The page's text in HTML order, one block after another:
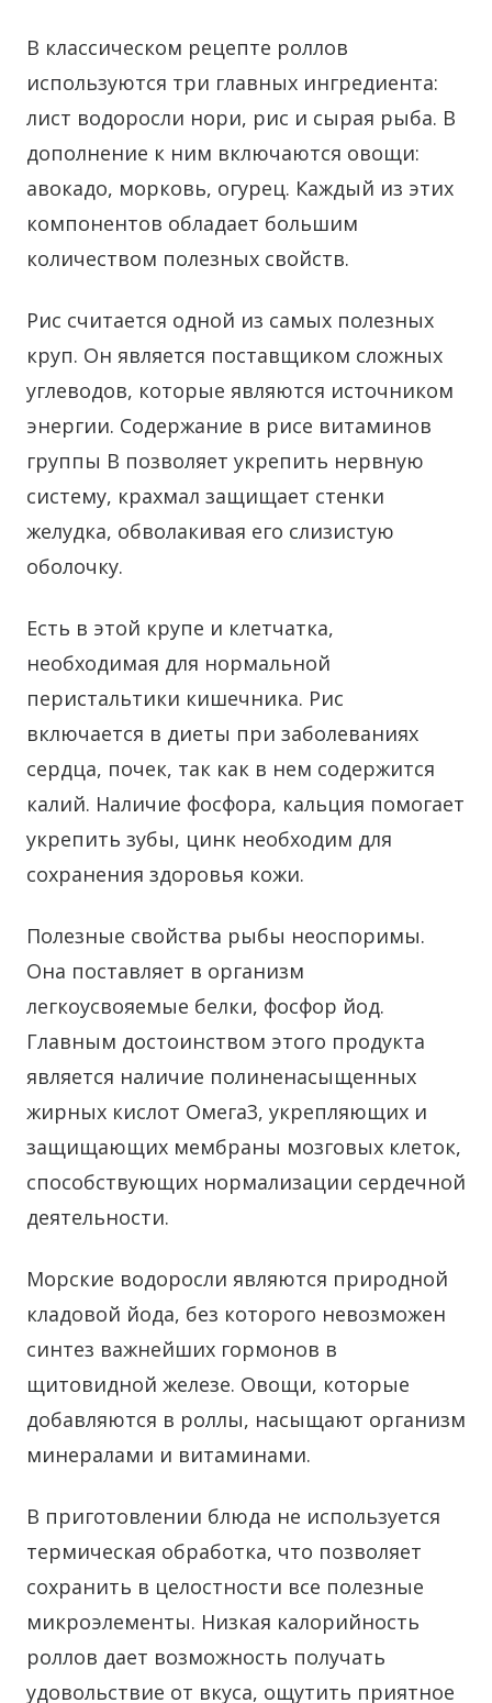
В классическом рецепте роллов
используются три главных ингредиента:
лист водоросли нори, рис и сырая рыба. В
дополнение к ним включаются овощи:
авокадо, морковь, огурец. Каждый из этих
компонентов обладает большим
количеством полезных свойств.
Рис считается одной из самых полезных
круп. Он является поставщиком сложных
углеводов, которые являются источником
энергии. Содержание в рисе витаминов
группы В позволяет укрепить нервную
систему, крахмал защищает стенки
желудка, обволакивая его слизистую
оболочку.
Есть в этой крупе и клетчатка,
необходимая для нормальной
перистальтики кишечника. Рис
включается в диеты при заболеваниях
сердца, почек, так как в нем содержится
калий. Наличие фосфора, кальция помогает
укрепить зубы, цинк необходим для
сохранения здоровья кожи.
Полезные свойства рыбы неоспоримы.
Она поставляет в организм
легкоусвояемые белки, фосфор йод.
Главным достоинством этого продукта
является наличие полиненасыщенных
жирных кислот Омега3, укрепляющих и
защищающих мембраны мозговых клеток,
способствующих нормализации сердечной
деятельности.
Морские водоросли являются природной
кладовой йода, без которого невозможен
синтез важнейших гормонов в
щитовидной железе. Овощи, которые
добавляются в роллы, насыщают организм
минералами и витаминами.
В приготовлении блюда не используется
термическая обработка, что позволяет
сохранить в целостности все полезные
микроэлементы. Низкая калорийность
роллов дает возможность получать
удовольствие от вкуса, ощутить приятное